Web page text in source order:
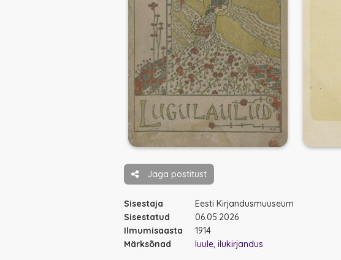
Jaga postitust
Sisestaja
Eesti Kirjandusmuuseum
Sisestatud
06.05.2026
Ilmumisaasta
1914
Märksõnad
luule ilukirjandus